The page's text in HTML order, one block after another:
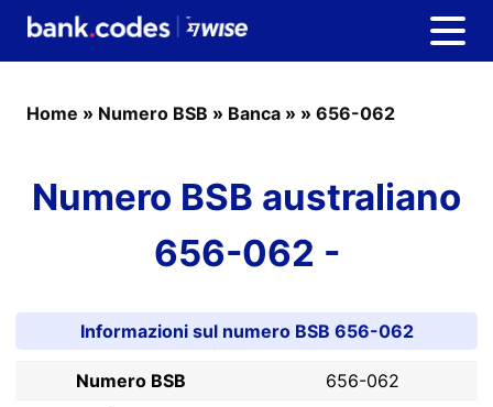
Home » Numero BSB » Banca » » 656-062
Numero BSB australiano
656-062 -
Informazioni sul numero BSB 656-062
Numero BSB
656-062